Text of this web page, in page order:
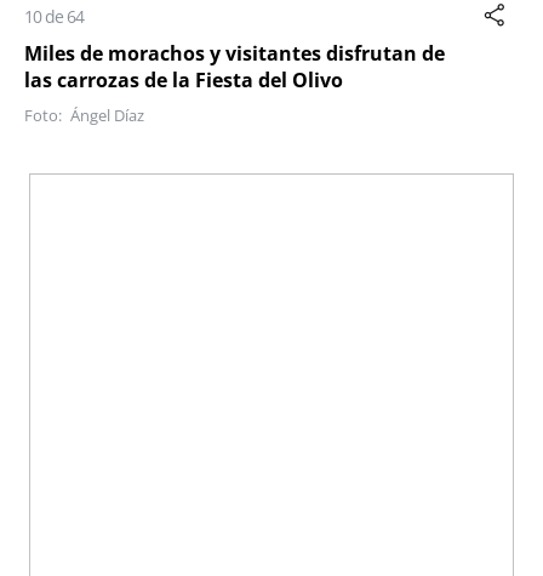
10 de 64
Miles de morachos y visitantes disfrutan de
las carrozas de la Fiesta del Olivo
Ángel Díaz